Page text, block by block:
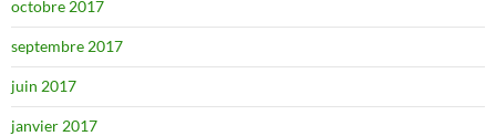
octobre 2017
septembre 2017
juin 2017
janvier 2017